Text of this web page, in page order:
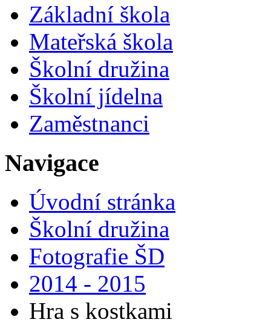
Základní škola
Mateřská škola
Školní družina
Školní jídelna
Zaměstnanci
Navigace
Úvodní stránka
Školní družina
Fotografie ŠD
2014 - 2015
Hra s kostkami